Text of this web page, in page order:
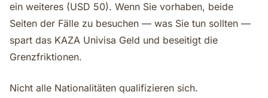
ein weiteres (USD 50). Wenn Sie vorhaben, beide
Seiten der Fälle zu besuchen — was Sie tun sollten —
spart das KAZA Univisa Geld und beseitigt die
Grenzfriktionen.
Nicht alle Nationalitäten qualifizieren sich.